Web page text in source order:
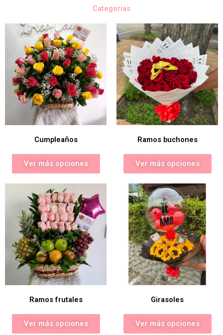
Categorias
Cumpleaños
Ver más opciones
Ramos buchones
Ver más opciones
Ramos frutales
Ver más opciones
Girasoles
Ver más opciones